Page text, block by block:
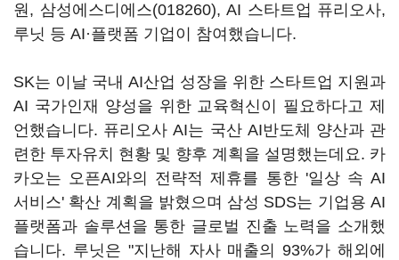
원, 삼성에스디에스(018260), AI 스타트업 퓨리오사,
루닛 등 AI·플랫폼 기업이 참여했습니다.
SK는 이날 국내 AI산업 성장을 위한 스타트업 지원과
AI 국가인재 양성을 위한 교육혁신이 필요하다고 제
언했습니다. 퓨리오사 AI는 국산 AI반도체 양산과 관
련한 투자유치 현황 및 향후 계획을 설명했는데요. 카
카오는 오픈AI와의 전략적 제휴를 통한 '일상 속 AI
서비스' 확산 계획을 밝혔으며 삼성 SDS는 기업용 AI
플랫폼과 솔루션을 통한 글로벌 진출 노력을 소개했
습니다. 루닛은 "지난해 자사 매출의 93%가 해외에